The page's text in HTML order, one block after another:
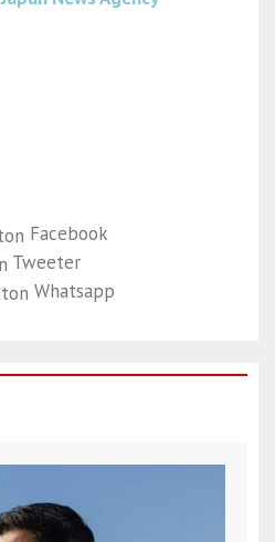
Facebook
Tweeter
Whatsapp